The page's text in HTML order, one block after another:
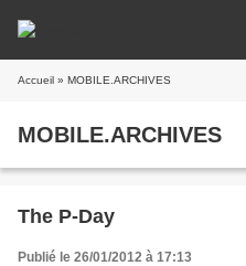
Accueil » MOBILE.ARCHIVES
MOBILE.ARCHIVES
The P-Day
Publié le 26/01/2012 à 17:13